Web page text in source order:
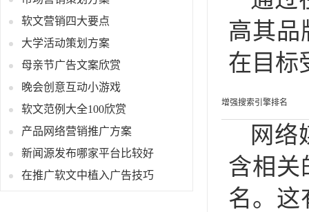
软文营销四大要点
大学活动策划方案
母亲节广告文案欣赏
晚会创意互动小游戏
软文范例大全100欣赏
产品网络营销推广方案
新闻源发布哪家平台比较好
在推广软文中植入广告技巧
高其品
在目标
增强搜索引擎排名
网络
含相关
名。这